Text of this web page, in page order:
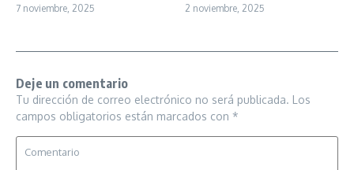
7 noviembre, 2025 2 noviembre, 2025
Deje un comentario
Tu dirección de correo electrónico no será publicada. Los
campos obligatorios están marcados con *